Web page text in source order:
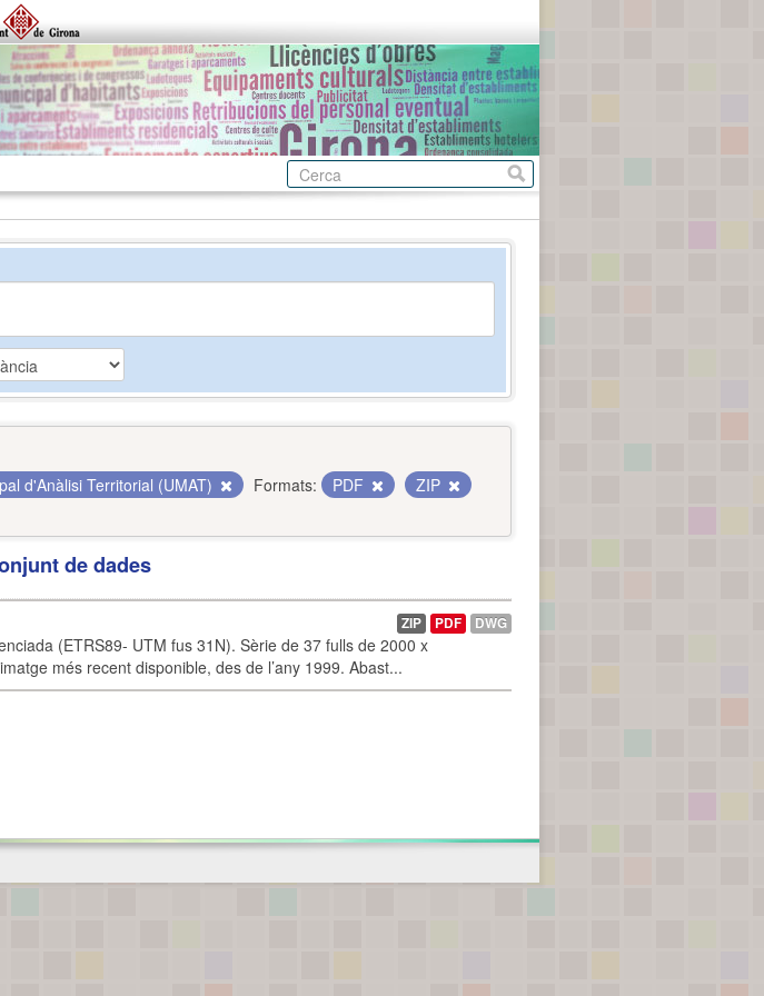
d'Anàlisi Territorial (UMAT) Formats: PDF
ZIP
de dades
(ETRS89- UTM fus 31N). Sèrie de 37 fulls de 2000 x
més recent disponible, des de l’any 1999. Abast...
ZIP PDF DWG